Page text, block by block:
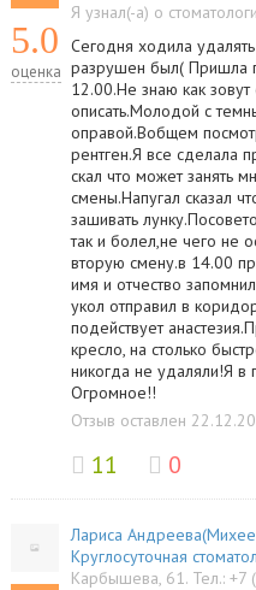
5.0
оценка
Я узнал(-а) о
Сегодня ходила
разрушен был( Пришла
12.00.Не знаю как зовут
описать.Молодой с
оправой.Вобщем
рентген.Я все сделала
скал что может занять
смены.Напугал сказал
зашивать
так и болел,не чего не
вторую смену.в 14.00
имя и отчество
укол отправил в
подействует
кресло, на столько
никогда не удаляли!Я в
Огромное!!
Отзыв оставлен
11 0
Лариса
Круглосуточная
Карбышева, 61. Тел.: +7